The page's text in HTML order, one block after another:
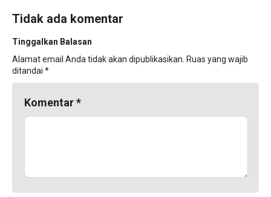
Tidak ada komentar
Tinggalkan Balasan
Alamat email Anda tidak akan dipublikasikan. Ruas yang wajib
ditandai *
Komentar*